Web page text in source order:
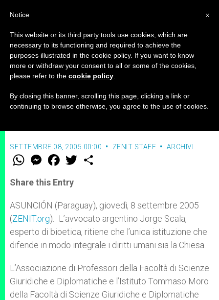
Diritti umani e ideologia radicale
di genere
SETTEMBRE 08, 2005 00:00 ZENIT STAFF ARCHIVI
W
t
s
p
p
M
e
s
e
g
e
r
F
a
e
b
o
k
w
r
Share this Entry
ASUNCIÓN (Paraguay), giovedì, 8 settembre 2005
(ZENIT.org).- L’avvocato argentino Jorge Scala,
esperto di bioetica, ritiene che l’unica istituzione che
difende in modo integrale i diritti umani sia la Chiesa.
L’Associazione di Professori della Facoltà di Scienze
Giuridiche e Diplomatiche e l’Istituto Tommaso Moro
della Facoltà di Scienze Giuridiche e Diplomatiche
x
Notice
This website or its third party tools use cookies, which are
necessary to its functioning and required to achieve the
purposes illustrated in the cookie policy. If you want to know
more or withdraw your consent to all or some of the cookies,
please refer to the cookie policy
By closing this banner, scrolling this page, clicking a link or
continuing to browse otherwise, you agree to the use of cookies.